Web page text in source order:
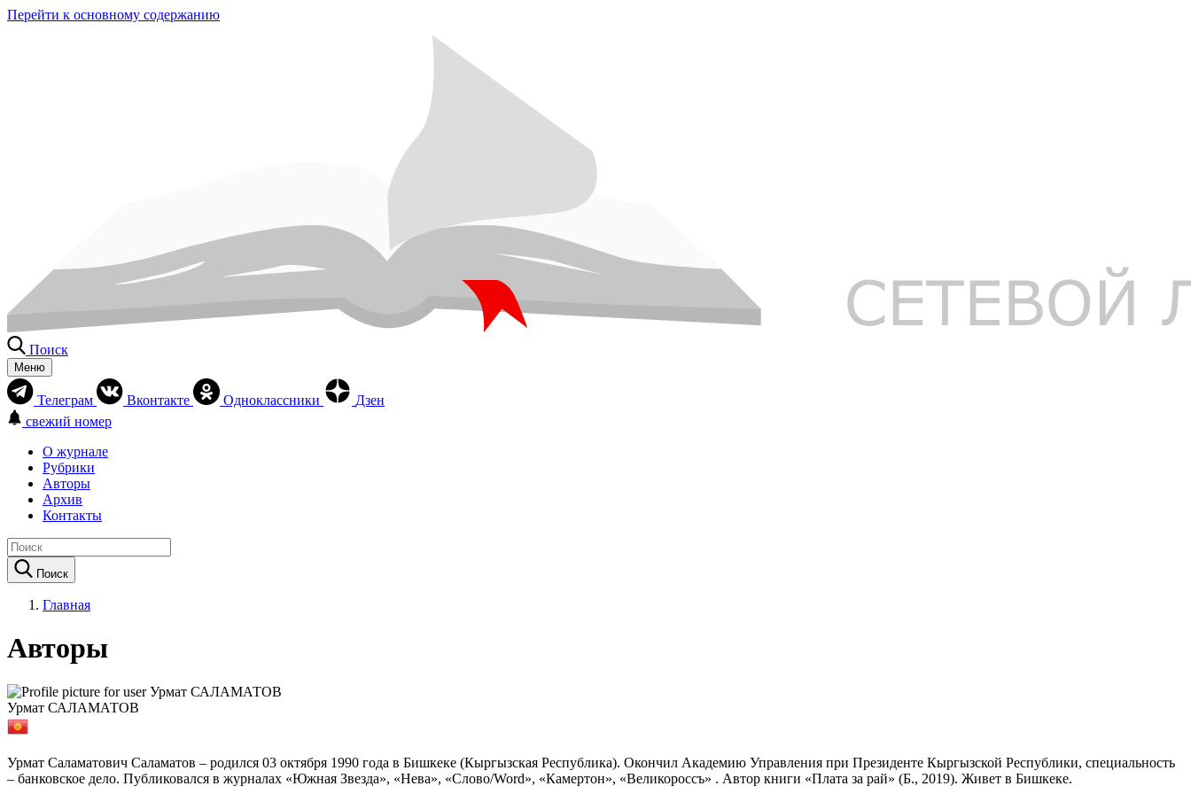
Перейти к основному содержанию
Поиск
Меню
Телеграм Вконтакте Одноклассники
Дзен
свежий номер
О журнале
Рубрики
Авторы
Архив
Контакты
Поиск
Главная
Авторы
Урмат САЛАМАТОВ
Урмат Саламатович Саламатов – родился 03 октября 1990 года в Бишкеке (Кыргызская Республика). Окончил Академию Управления при Президенте Кыргызской Республики, специальность
– банковское дело. Публиковался в журналах «Южная Звезда», «Нева», «Слово/Word», «Камертон», «Великороссъ» . Автор книги «Плата за рай» (Б., 2019). Живет в Бишкеке.